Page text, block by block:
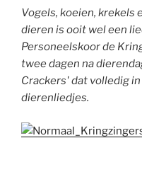
Vogels, koeien, krekels
dieren is ooit wel een
Personeelskoor de
twee dagen na
Crackers' dat volledig
dierenliedjes.